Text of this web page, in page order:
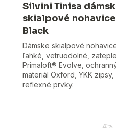
Silvini Tinisa
skialpové nohavice
Black
Dámske skialpové
ľahké, vetruodolné,
Primaloft® Evolve,
materiál Oxford, YKK zipsy,
reflexné prvky.